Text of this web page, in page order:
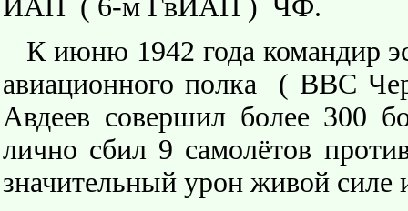
ИАП ( 6-м ГвИАП ) ЧФ.
К июню 1942 года командир
авиационного полка ( ВВС
Авдеев совершил более 300
лично сбил 9 самолётов
значительный урон живой силе